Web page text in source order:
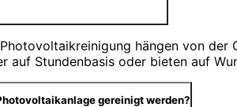
hängen von
auf Stundenbasis oder bieten auf
gereinigt werden?